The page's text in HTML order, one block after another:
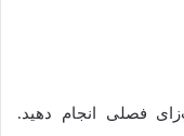
فصلی انجام دهید.